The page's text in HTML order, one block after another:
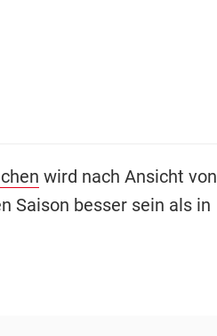
wird nach Ansicht von
Saison besser sein als in